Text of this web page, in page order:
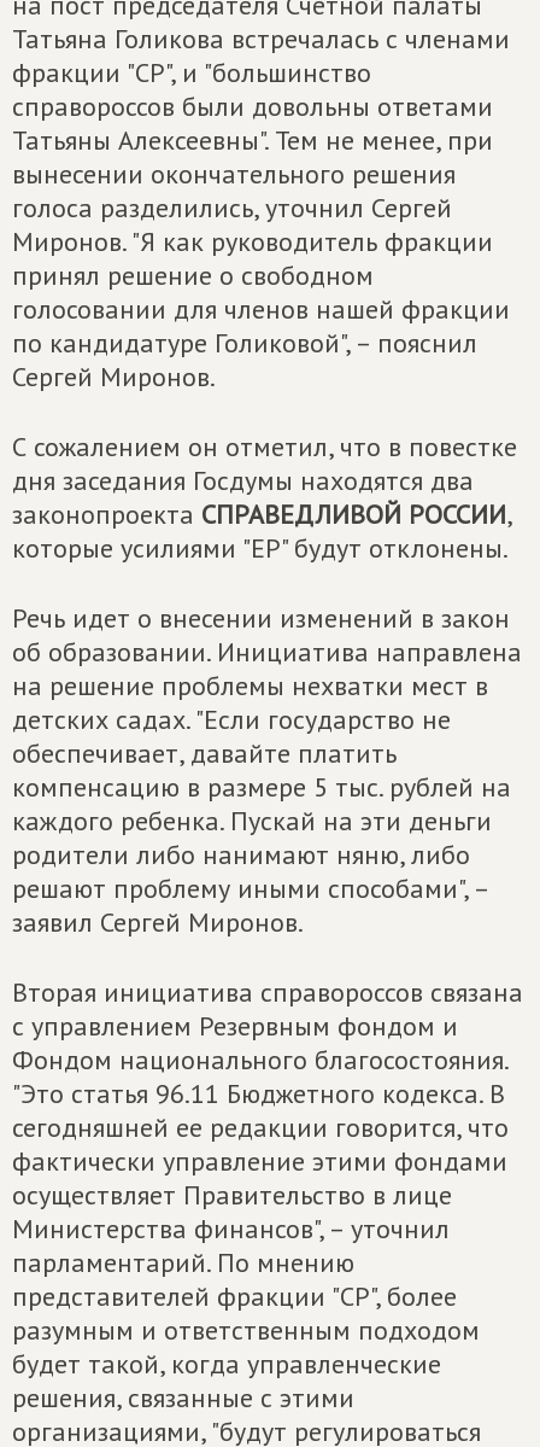
Татьяна Голикова встречалась с членами
фракции "СР", и "большинство
справороссов были довольны ответами
Татьяны Алексеевны". Тем не менее, при
вынесении окончательного решения
голоса разделились, уточнил Сергей
Миронов. "Я как руководитель фракции
принял решение о свободном
голосовании для членов нашей фракции
по кандидатуре Голиковой", – пояснил
Сергей Миронов.
С сожалением он отметил, что в повестке
дня заседания Госдумы находятся два
законопроекта СПРАВЕДЛИВОЙ РОССИИ,
которые усилиями "ЕР" будут отклонены.
Речь идет о внесении изменений в закон
об образовании. Инициатива направлена
на решение проблемы нехватки мест в
детских садах. "Если государство не
обеспечивает, давайте платить
компенсацию в размере 5 тыс. рублей на
каждого ребенка. Пускай на эти деньги
родители либо нанимают няню, либо
решают проблему иными способами", –
заявил Сергей Миронов.
Вторая инициатива справороссов связана
с управлением Резервным фондом и
Фондом национального благосостояния.
"Это статья 96.11 Бюджетного кодекса. В
сегодняшней ее редакции говорится, что
фактически управление этими фондами
осуществляет Правительство в лице
Министерства финансов", – уточнил
парламентарий. По мнению
представителей фракции "СР", более
разумным и ответственным подходом
будет такой, когда управленческие
решения, связанные с этими
организациями, "будут регулироваться